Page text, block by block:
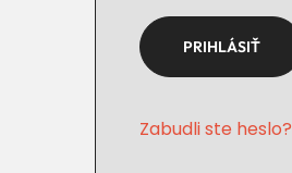
PRIHLÁSIŤ
Zabudli ste heslo?